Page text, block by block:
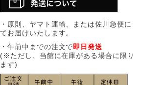
・原則、ヤマト運輸、または佐川急便に
てお届けいたします。
・午前中までの注文で即日発送
(※ただし、当館に在庫がある場合に限り
ます)